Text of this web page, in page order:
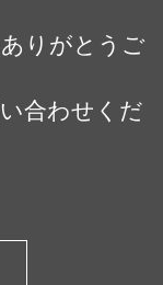
りがとうご
合わせくだ